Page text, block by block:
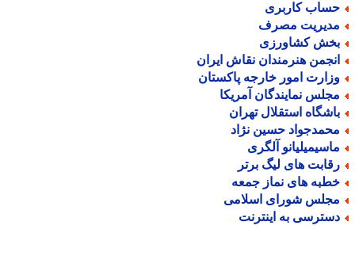
کاربری
مصرف
کشاورزی
هنرمندان نقاش ایران
امور خارجه پاکستان
نمایندگان آمریکا
استقلال تهران
حسین نژاد
آلگری
های لیگ برتر
های نماز جمعه
شورای اسلامی
به اینترنت